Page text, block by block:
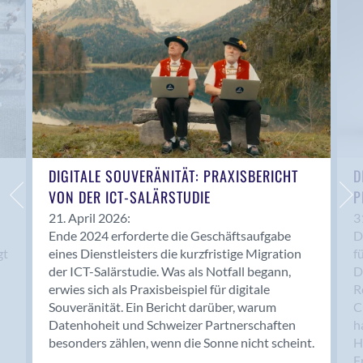
Anwil
Appenzell
Au SG
Baar
Baden
Balsthal
Balzers
Basel
Bassersdorf
Belp
Bendern
Benken (SG)
Bergdietikon
Berlin
Bern
Bern - Liebefeld
DIGITALE SOUVERÄNITÄT: PRAXISBERICHT
VON DER ICT-SALÄRSTUDIE
21. April 2026:
Ende 2024 erforderte die Geschäftsaufgabe
eines Dienstleisters die kurzfristige Migration
der ICT-Salärstudie. Was als Notfall begann,
erwies sich als Praxisbeispiel für digitale
Souveränität. Ein Bericht darüber, warum
Datenhoheit und Schweizer Partnerschaften
besonders zählen, wenn die Sonne nicht scheint.